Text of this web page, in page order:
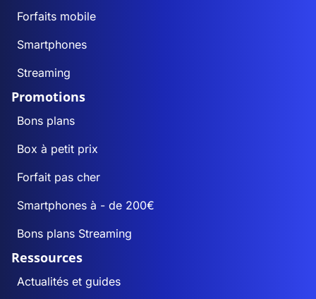
Forfaits mobile
Smartphones
Streaming
Promotions
Bons plans
Box à petit prix
Forfait pas cher
Smartphones à - de 200€
Bons plans Streaming
Ressources
Actualités et guides